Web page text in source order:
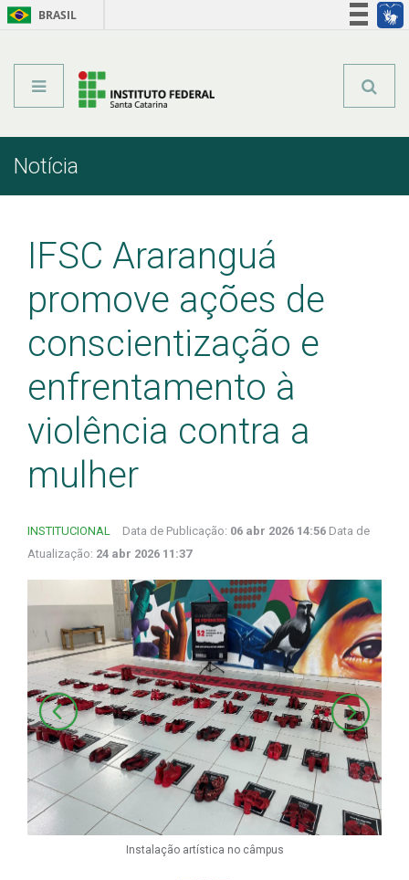
BRASIL
NotíciaInício
IFSC Araranguá
promove ações de
conscientização e
enfrentamento à
violência contra a
mulher
INSTITUCIONAL Data de Publicação: 06 abr 2026 14:56 Data de
Atualização: 24 abr 2026 11:37
Instalação artística no câmpus